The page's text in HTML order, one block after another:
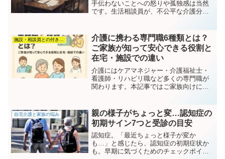
手伝わないことへの怒りや孤独感は当然
です。生活相談員が、不公平な介護分担
介護に携わる専門職6種類とは？
ご家族が知って安心できる役割と
在宅・施設での違い
介護にはケアマネジャー・介護福祉士・
看護師・リハビリ職など多くの専門職が
関わります。本記事ではご家族向けに、6
自宅介護と家族の悩み
親の様子がちょっと変…認知症の
初期サイン7つと受診の目安
認知症。「最近ちょっと様子が変か
も…」と感じたら、認知症の初期症状か
も。早期に気づくためのチェックポイン